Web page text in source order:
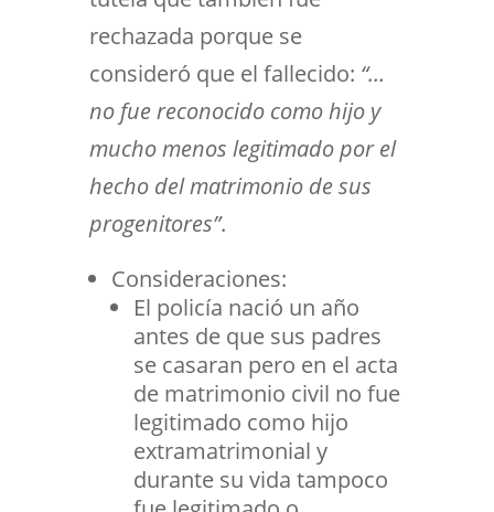
rechazada porque se
consideró que el fallecido: “…
no fue reconocido como hijo y
mucho menos legitimado por el
hecho del matrimonio de sus
progenitores”.
Consideraciones:
El policía nació un año
antes de que sus padres
se casaran pero en el acta
de matrimonio civil no fue
legitimado como hijo
extramatrimonial y
durante su vida tampoco